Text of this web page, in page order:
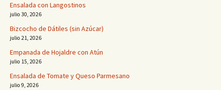
Ensalada con Langostinos
julio 30, 2026
Bizcocho de Dátiles (sin Azúcar)
julio 21, 2026
Empanada de Hojaldre con Atún
julio 15, 2026
Ensalada de Tomate y Queso Parmesano
julio 9, 2026